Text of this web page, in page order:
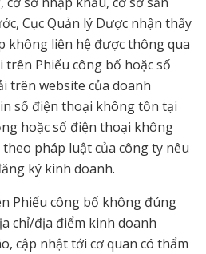
Cục Quản lý Dược nhận thấy
không liên hệ được thông qua
Phiếu công bố hoặc số
trên website của doanh
số điện thoại không tồn tại
hoặc số điện thoại không
pháp luật của công ty nêu
ký kinh doanh.
Phiếu công bố không đúng
chỉ/địa điểm kinh doanh
cập nhật tới cơ quan có thẩm